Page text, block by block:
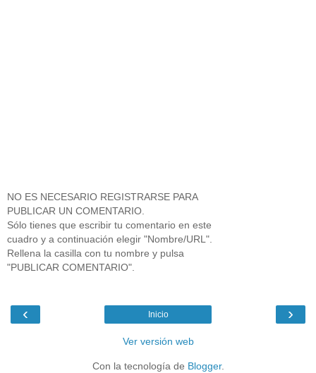
NO ES NECESARIO REGISTRARSE PARA
PUBLICAR UN COMENTARIO.
Sólo tienes que escribir tu comentario en este
cuadro y a continuación elegir "Nombre/URL".
Rellena la casilla con tu nombre y pulsa
"PUBLICAR COMENTARIO".
‹ ›
Inicio
Ver versión web
Con la tecnología de Blogger.